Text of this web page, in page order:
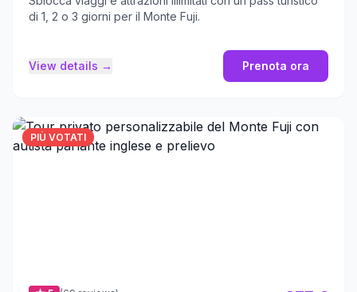
di 1, 2 o 3 giorni per il Monte Fuji.
View details → Prenota ora
PIÙ VOTATI